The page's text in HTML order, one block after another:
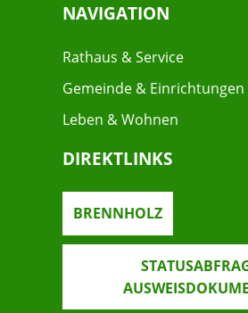
NAVIGATION
Rathaus & Service
Gemeinde & Einrichtungen
Leben & Wohnen
DIREKTLINKS
BRENNHOLZ